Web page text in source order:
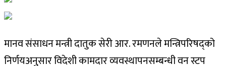
मानव संसाधन मन्त्री दातुक सेरी आर. रमणनले मन्त्रिपरिषद्को
निर्णयअनुसार विदेशी कामदार व्यवस्थापनसम्बन्धी वन स्टप